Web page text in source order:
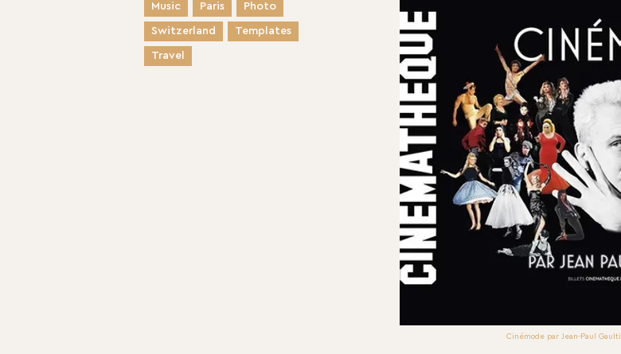
Music Paris Photo
Switzerland Templates
Travel
Cinémode par Jean-Paul